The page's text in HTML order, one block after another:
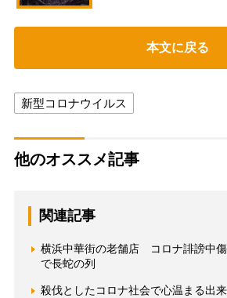
本文に戻る
新型コロナウイルス
他のオススメ記事
関連記事
横浜中華街の老舗店 コロナ誹謗中
で長蛇の列
殺伐としたコロナ社会で心温まる出